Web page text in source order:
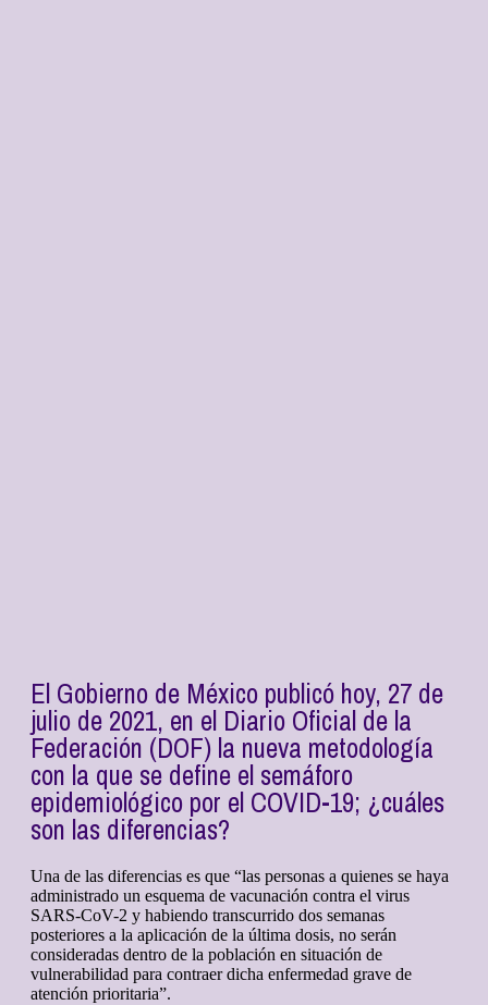
El Gobierno de México publicó hoy, 27 de
julio de 2021, en el Diario Oficial de la
Federación (DOF) la nueva metodología
con la que se define el semáforo
epidemiológico por el COVID-19; ¿cuáles
son las diferencias?
Una de las diferencias es que “las personas a quienes se haya
administrado un esquema de vacunación contra el virus
SARS-CoV-2 y habiendo transcurrido dos semanas
posteriores a la aplicación de la última dosis, no serán
consideradas dentro de la población en situación de
vulnerabilidad para contraer dicha enfermedad grave de
atención prioritaria”.